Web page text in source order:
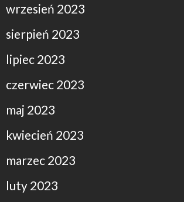
wrzesień 2023
sierpień 2023
lipiec 2023
czerwiec 2023
maj 2023
kwiecień 2023
marzec 2023
luty 2023